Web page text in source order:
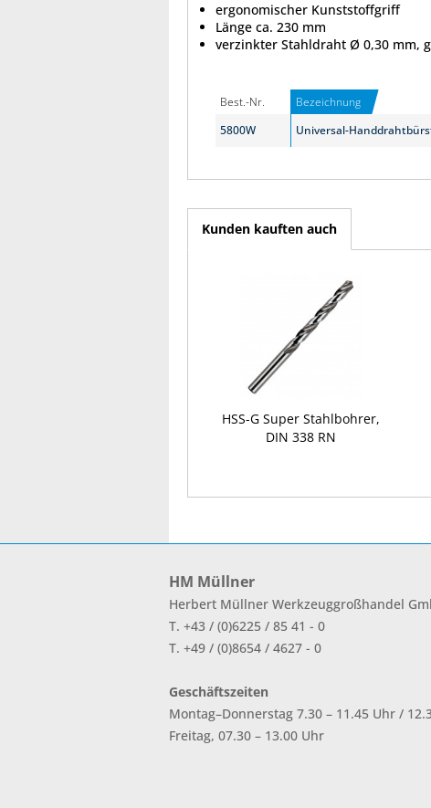
ergonomischer Kunststoffgriff
Länge ca. 230 mm
verzinkter Stahldraht Ø 0,30 mm,
Best.-Nr. Bezeichnung
5800W
Universal-
Kunden kauften auch
HSS-G Super Stahlbohrer,
DIN 338 RN
HM Müllner
Herbert Müllner Werkzeuggroßhandel
T. +43 / (0)6225 / 85 41 - 0
T. +49 / (0)8654 / 4627 - 0
Geschäftszeiten
Montag–Donnerstag 7.30 – 11.45 Uhr /
Freitag, 07.30 – 13.00 Uhr